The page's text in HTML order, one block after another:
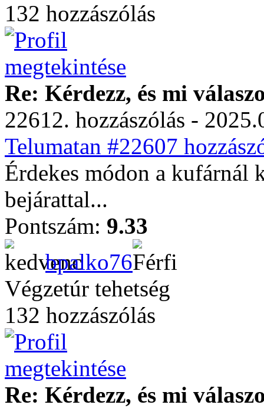
132 hozzászólás
Re: Kérdezz, és mi
22612. hozzászólás -
Telumatan #22607
Érdekes módon a kufárnál
bejárattal...
Pontszám: 9.33
bpalko76
Végzetúr tehetség
132 hozzászólás
Re: Kérdezz, és mi